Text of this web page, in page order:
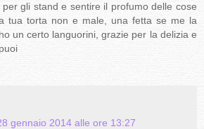
gli stand e sentire il profumo delle cose
tua torta non e male, una fetta se me la
un certo languorini, grazie per la delizia e
gennaio 2014 alle ore 13:27